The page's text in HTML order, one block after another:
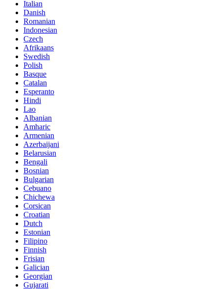
Italian
Danish
Romanian
Indonesian
Czech
Afrikaans
Swedish
Polish
Basque
Catalan
Esperanto
Hindi
Lao
Albanian
Amharic
Armenian
Azerbaijani
Belarusian
Bengali
Bosnian
Bulgarian
Cebuano
Chichewa
Corsican
Croatian
Dutch
Estonian
Filipino
Finnish
Frisian
Galician
Georgian
Gujarati